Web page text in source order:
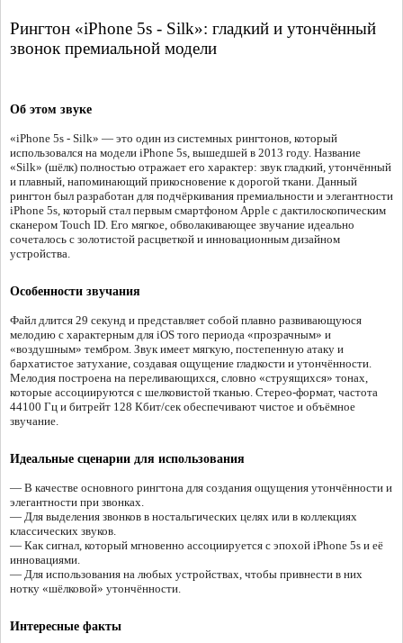
Рингтон «iPhone 5s - Silk»: гладкий и утончённый
звонок премиальной модели
Об этом звуке
«iPhone 5s - Silk» — это один из системных рингтонов, который
использовался на модели iPhone 5s, вышедшей в 2013 году. Название
«Silk» (шёлк) полностью отражает его характер: звук гладкий, утончённый
и плавный, напоминающий прикосновение к дорогой ткани. Данный
рингтон был разработан для подчёркивания премиальности и элегантности
iPhone 5s, который стал первым смартфоном Apple с дактилоскопическим
сканером Touch ID. Его мягкое, обволакивающее звучание идеально
сочеталось с золотистой расцветкой и инновационным дизайном
устройства.
Особенности звучания
Файл длится 29 секунд и представляет собой плавно развивающуюся
мелодию с характерным для iOS того периода «прозрачным» и
«воздушным» тембром. Звук имеет мягкую, постепенную атаку и
бархатистое затухание, создавая ощущение гладкости и утончённости.
Мелодия построена на переливающихся, словно «струящихся» тонах,
которые ассоциируются с шелковистой тканью. Стерео-формат, частота
44100 Гц и битрейт 128 Кбит/сек обеспечивают чистое и объёмное
звучание.
Идеальные сценарии для использования
— В качестве основного рингтона для создания ощущения утончённости и
элегантности при звонках.
— Для выделения звонков в ностальгических целях или в коллекциях
классических звуков.
— Как сигнал, который мгновенно ассоциируется с эпохой iPhone 5s и её
инновациями.
— Для использования на любых устройствах, чтобы привнести в них
нотку «шёлковой» утончённости.
Интересные факты